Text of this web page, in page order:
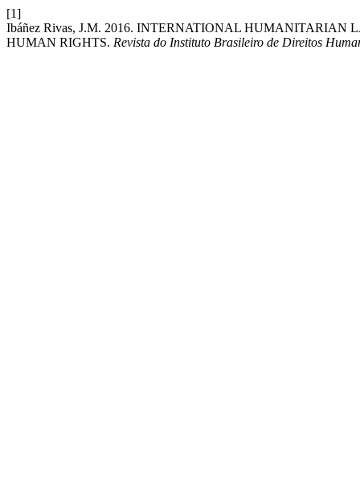
[1]
Ibáñez Rivas, J.M. 2016. INTERNATIONAL HUMANITARIAN
HUMAN RIGHTS. Revista do Instituto Brasileiro de Direitos